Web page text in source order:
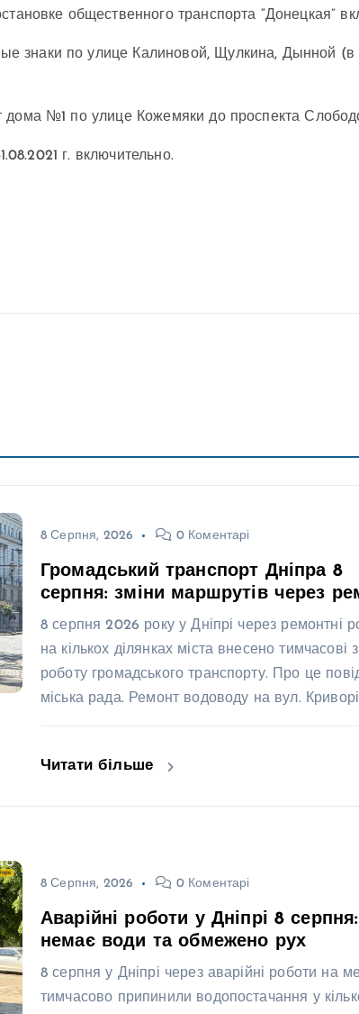
общественного транспорта “Донецкая”
знаки по улице Калиновой, Щулкина, Дынной
№1 по улице Кожемяки до проспекта
г. включительно.
8 Серпня, 2026 0 Коментарі
Громадський транспорт Дніпра 8
серпня: зміни маршрутів через
8 серпня 2026 року у Дніпрі через ремонтні
на кількох ділянках міста внесено тимчасові
роботу громадського транспорту. Про це
міська рада. Ремонт водоводу на вул.
Читати більше
8 Серпня, 2026 0 Коментарі
Аварійні роботи у Дніпрі 8
немає води та обмежено рух
8 серпня у Дніпрі через аварійні роботи на
тимчасово припинили водопостачання у